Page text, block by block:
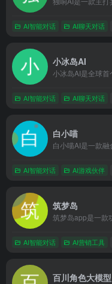
AI智能对话 AI聊天对话
小冰岛AI
AI智能对话 AI聊天对话
白小喵
AI智能对话 AI游戏伙伴
筑梦岛
AI智能对话 AI营销工具
百川角色大模型